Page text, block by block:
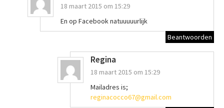
18 maart 2015 om 15:29
En op Facebook natuuuuurlijk
Beantwoorden
Regina
18 maart 2015 om 15:29
Mailadres is;
reginacocco67@gmail.com